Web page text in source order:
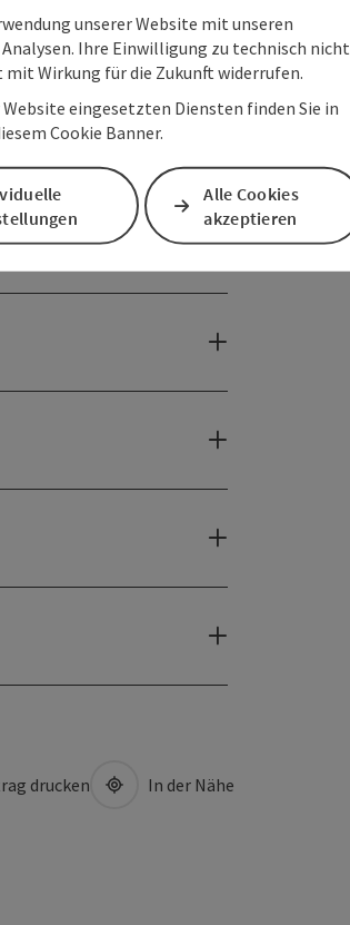
drucken In der Nähe
unserer Website mit unseren
Ihre Einwilligung zu technisch nicht
Wirkung für die Zukunft widerrufen.
eingesetzten Diensten finden Sie in
Cookie Banner.
Alle Cookies
akzeptieren